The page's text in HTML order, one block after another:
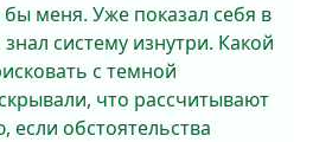
меня. Уже показал себя в
систему изнутри. Какой
с темной
что рассчитывают
если обстоятельства